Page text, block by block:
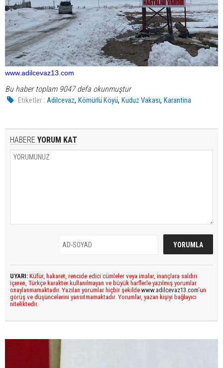
www.adilcevaz13.com
Bu haber toplam 9047 defa okunmuştur
Etiketler : Adilcevaz,Kömürlü Köyü,Kuduz Vakası,Karantina
HABERE YORUM KAT
UYARI: Küfür, hakaret, rencide edici cümleler veya imalar, inançlara saldırı
içeren, Türkçe karakter kullanılmayan ve büyük harflerle yazılmış yorumlar
onaylanmamaktadır. Yazılan yorumlar hiçbir şekilde www.adilcevaz13.com’un
görüş ve düşüncelerini yansıtmamaktadır. Yorumlar, yazan kişiyi bağlayıcı
niteliktedir.